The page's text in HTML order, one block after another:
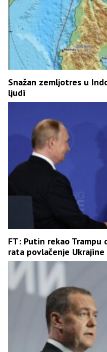
Snažan zemljotres u
ljudi
FT: Putin rekao Trampu
rata povlačenje